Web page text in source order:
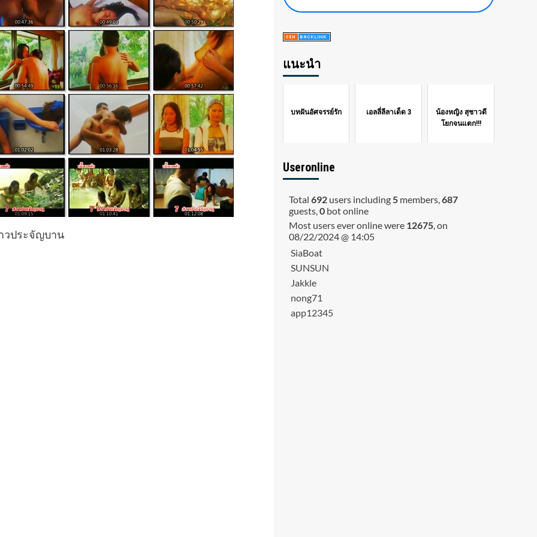
วประจัญบาน
แนะนำ
บทฝันอัศจรรย์รัก เอลลี่ลีลาเด็ด 3
น้องหญิง สุชาวดี
โยกจนแตก!!!
Useronline
Total 692users including5members,687
guests,0bot online
Most users ever online were 12675, on
08/22/2024 @ 14:05
SiaBoat
SUNSUN
Jakkle
nong71
app12345